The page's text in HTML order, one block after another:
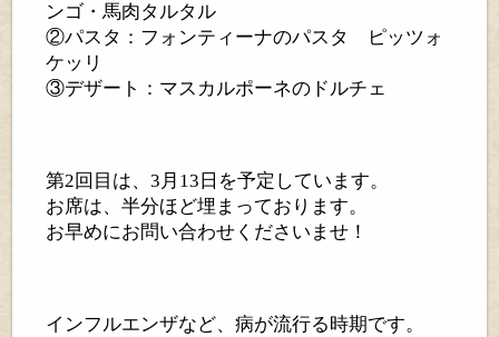
ンゴ・馬肉タルタル
②パスタ：フォンティーナのパスタ ピッツォ
ケッリ
③デザート：マスカルポーネのドルチェ
第2回目は、3月13日を予定しています。
お席は、半分ほど埋まっております。
お早めにお問い合わせくださいませ！
インフルエンザなど、病が流行る時期です。